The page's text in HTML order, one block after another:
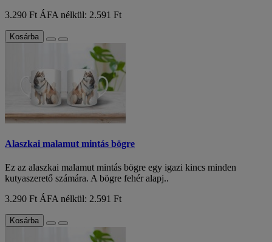
3.290 Ft ÁFA nélkül: 2.591 Ft
Kosárba
Alaszkai malamut mintás bögre
Ez az alaszkai malamut mintás bögre egy igazi kincs minden
kutyaszerető számára. A bögre fehér alapj..
3.290 FtÁFA nélkül: 2.591 Ft
Kosárba